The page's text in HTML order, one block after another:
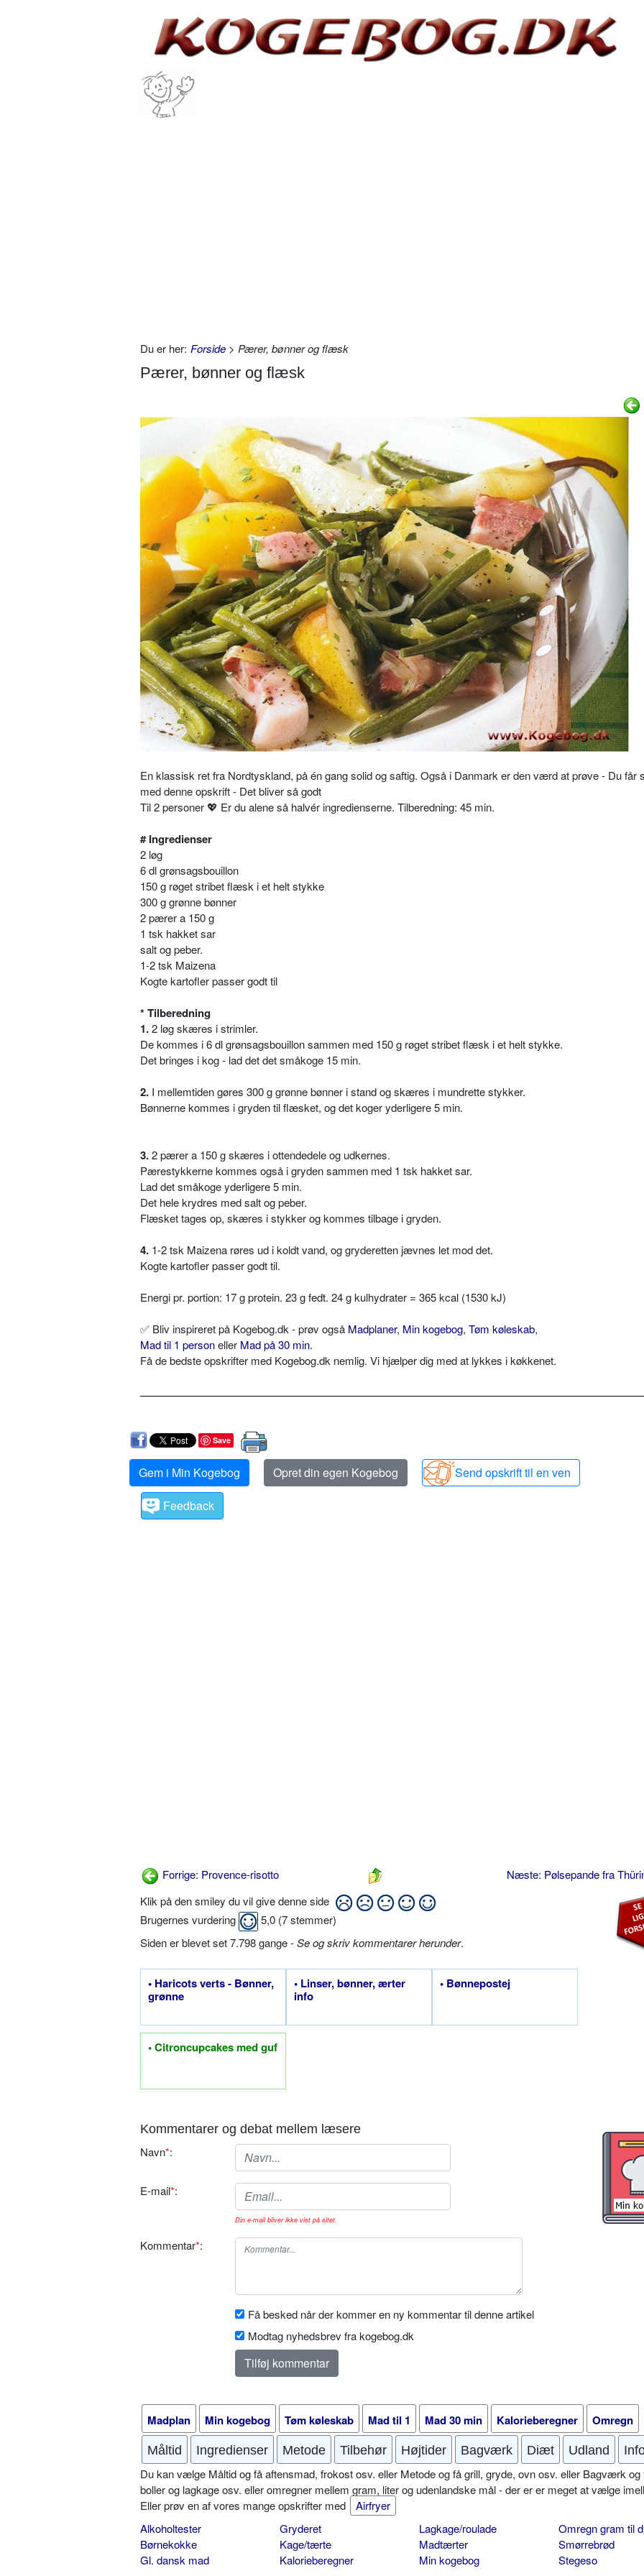
Du er her: Forside > Pærer, bønner og flæsk
Pærer, bønner og flæsk
En klassisk ret fra Nordtyskland, på én gang solid og saftig. Også i Danmark er den værd at prøve - Du får
med denne opskrift - Det bliver så godt
Til 2 personer 💖 Er du alene så halvér ingredienserne. Tilberedning: 45 min.
# Ingredienser
2 løg
6 dl grønsagsbouillon
150 g røget stribet flæsk i et helt stykke
300 g grønne bønner
2 pærer a 150 g
1 tsk hakket sar
salt og peber.
1-2 tsk Maizena
Kogte kartofler passer godt til
* Tilberedning
1.2 løg skæres i strimler.
De kommes i 6 dl grønsagsbouillon sammen med 150 g røget stribet flæsk i et helt stykke.
Det bringes i kog - lad det det småkoge 15 min.
2. I mellemtiden gøres 300 g grønne bønner i stand og skæres i mundrette stykker.
Bønnerne kommes i gryden til flæsket, og det koger yderligere 5 min.
3.2 pærer a 150 g skæres i ottendedele og udkernes.
Pærestykkerne kommes også i gryden sammen med 1 tsk hakket sar.
Lad det småkoge yderligere 5 min.
Det hele krydres med salt og peber.
Flæsket tages op, skæres i stykker og kommes tilbage i gryden.
4. 1-2 tsk Maizena røres ud i koldt vand, og gryderetten jævnes let mod det.
Kogte kartofler passer godt til.
Energi pr. portion: 17 g protein. 23 g fedt. 24 g kulhydrater = 365 kcal (1530 kJ)
✅ Bliv inspireret på Kogebog.dk - prøv også Madplaner, Min kogebog, Tøm køleskab,
Mad til 1 personeller Mad på 30 min.
Få de bedste opskrifter med Kogebog.dk nemlig. Vi hjælper dig med at lykkes i køkkenet.
Save
Gem i Min Kogebog Opret din egen Kogebog
Send opskrift til en ven
Feedback
Forrige: Provence-risotto
Næste: Pølsepande fra
Klik på den smiley du vil give denne side
Brugernes vurdering
5,0 (7stemmer)
Siden er blevet set 7.798 gange -Se og skriv kommentarer herunder.
• Haricots verts - Bønner,
grønne
• Linser, bønner, ærter
info
• Bønnepostej
• Citroncupcakes med guf
Kommentarer og debat mellem læsere
Navn*:
E-mail*:
Din e-mail bliver ikke vist på sitet.
Kommentar*:
Få besked når der kommer en ny kommentar til denne artikel
Modtag nyhedsbrev fra kogebog.dk
Madplan Min kogebog Tøm køleskab Mad til 1 Mad 30 min Kalorieberegner Omregn
Måltid Ingredienser Metode Tilbehør Højtider Bagværk Diæt Udland
Du kan vælge Måltid og få aftensmad, frokost osv. eller Metode og få grill, gryde, ovn osv. eller Bagværk og
boller og lagkage osv. eller omregner mellem gram, liter og udenlandske mål - der er er meget at vælge
Eller prøv en af vores mange opskrifter med
Airfryer
Alkoholtester
Børnekokke
Gl. dansk mad
Gryderet
Kage/tærte
Kalorieberegner
Lagkage/roulade
Madtærter
Min kogebog
Omregn gram til
Smørrebrød
Stegeso